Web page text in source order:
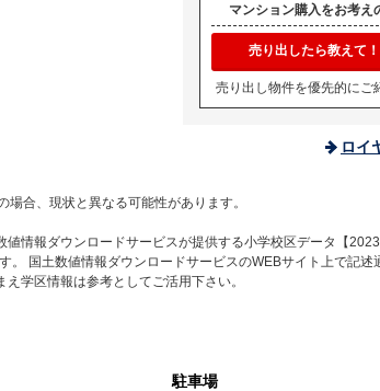
マンション購入をお考え
売り出したら教えて！
売り出し物件を優先的にご
ロイ
合、現状と異なる可能性があります。
情報ダウンロードサービスが提供する小学校区データ【
国土数値情報ダウンロードサービスのWEBサイト上で記
学区情報は参考としてご活用下さい。
駐車場